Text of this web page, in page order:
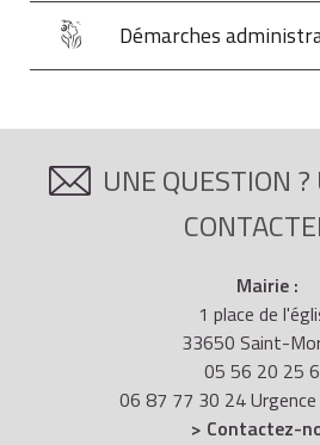
Démarches
UNE QUESTION
Mairie :
1 place de
33650 Saint-
05 56 20 25
06 87 77 30 24
> Contactez-